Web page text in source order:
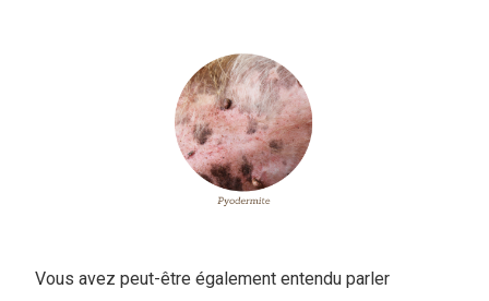
Vous avez peut-être également entendu parler